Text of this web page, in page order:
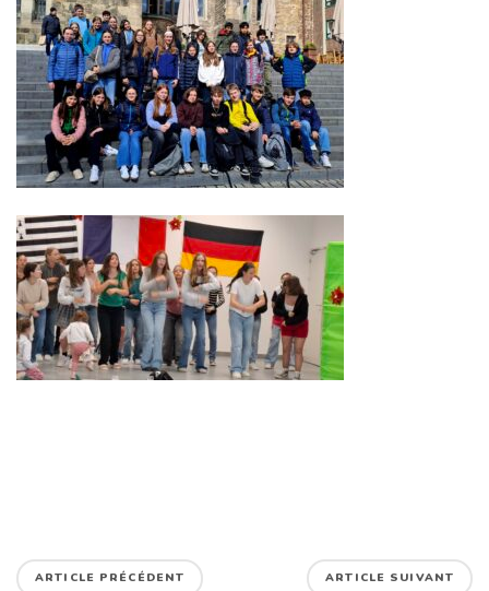
ARTICLE PRÉCÉDENT ARTICLE SUIVANT